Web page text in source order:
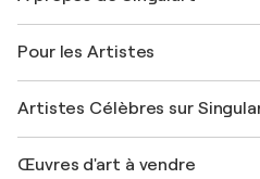
Offrir une carte cadeau
Rejoignez notre programme
Mon compte
+33 1 76 44 06 42
FAQ
Magazine Singulart
Emplois
Découvrez une sélection d'art
Pour les Artistes
Se connecter en tant
Artistes Célèbres sur
Marc Chagall
Œuvres d'art à vendre